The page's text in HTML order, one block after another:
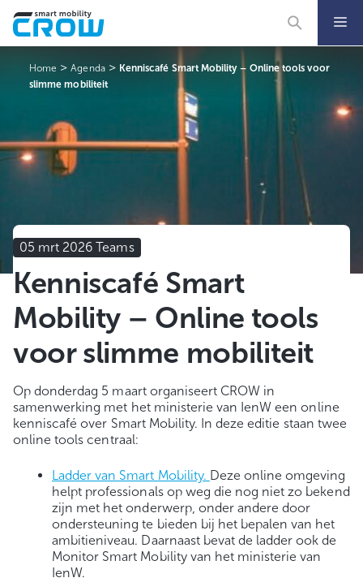
naar
de
Home >Agenda> Kenniscafé Smart Mobility – Online tools voor
slimme mobiliteit
05 mrt 2026 Teams
Kenniscafé Smart
Mobility – Online tools
voor slimme mobiliteit
Op donderdag 5 maart organiseert CROW in
samenwerking met het ministerie van IenW een online
kenniscafé over Smart Mobility. In deze editie staan twee
online tools centraal:
Ladder van Smart Mobility. Deze online omgeving
helpt professionals op weg die nog niet zo bekend
zijn met het onderwerp, onder andere door
ondersteuning te bieden bij het bepalen van het
ambitieniveau. Daarnaast bevat de ladder ook de
Monitor Smart Mobility van het ministerie van
IenW.